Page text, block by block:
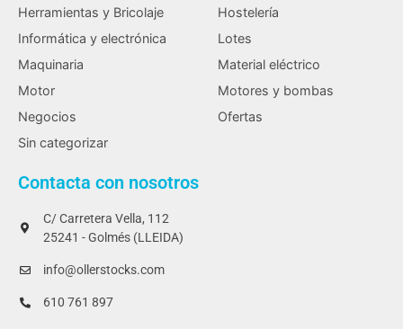
Herramientas y Bricolaje
Hostelería
Informática y electrónica
Lotes
Maquinaria
Material eléctrico
Motor
Motores y bombas
Negocios
Ofertas
Sin categorizar
Contacta con nosotros
C/ Carretera Vella, 112
25241 - Golmés (LLEIDA)
info@ollerstocks.com
610 761 897